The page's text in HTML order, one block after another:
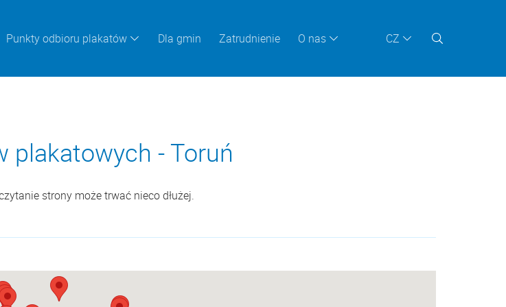
CZ
Punkty odbioru plakatów Dla gmin Zatrudnienie O nas
plakatowych - Toruń
strony może trwać nieco dłużej.